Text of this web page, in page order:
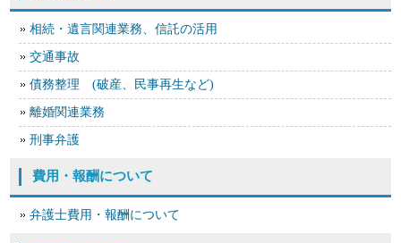
相続・遺言関連業務、信託の活用
交通事故
債務整理 (破産、民事再生など)
離婚関連業務
刑事弁護
費用・報酬について
弁護士費用・報酬について